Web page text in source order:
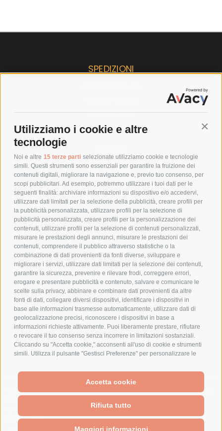
Utilizziamo i cookie e altre
tecnologie
Noi e altre 15 terze parti selezionate utilizziamo cookie e tecnologie
simili. Questi strumenti sono essenziali per garantire la fruizione dei
contenuti digitali, migliorare la navigazione e, previo tuo consenso, per
scopi pubblicitari. Ad esempio, potremmo utilizzare i tuoi dati per le
seguenti finalità: archiviare informazioni su dispositivo e/o accedervi,
utilizzare dati limitati per la selezione della pubblicità, creare profili per
la pubblicità personalizzata, utilizzare profili per la selezione di
pubblicità personalizzata, creare profili per la personalizzazione dei
contenuti, utilizzare profili per la selezione di contenuti personalizzati,
misurare le prestazioni degli annunci, misurare le prestazioni dei
contenuti, comprendere il pubblico attraverso statistiche o la
combinazione di dati provenienti da fonti diverse, sviluppare e
migliorare i servizi, utilizzare dati limitati per la selezione dei contenuti,
garantire la sicurezza, prevenire e rilevare frodi, correggere errori,
erogare e presentare pubblicità e contenuto, salvare e comunicare le
scelte sulla privacy, abbinare e combinare dati provenienti da altre
fonti di dati, collegare diversi dispositivi, identificare i dispositivi in
base alle informazioni trasmesse automaticamente, utilizzare dati di
geolocalizzazione precisi, riconoscere i dispositivi in base a
informazioni richieste attivamente. Puoi liberamente prestare, rifiutare
o revocare il tuo consenso senza incorrere in limitazioni sostanziali.
Cliccando su "Accetta cookie," acconsenti all'uso di cookie e strumenti
simili. Utilizza il pulsante "Gestisci Preferenze" per personalizzare le
strettamente necessari. Puoi modificare le tue preferenze in qualsiasi
momento cliccando sul link "Preferenze Cookie" in fondo alla pagina o
sull'icona dello scudo in basso a sinistra. Le tue preferenze si
applicheranno al solo dispositivo in uso.
Accetta cookie
Rifiuta tutto
Maggiori informazioni
SPEDIZIONI
POLITICA DI RESO
PRIVACY POLICY
COOKIE POLICY
PAGAMENTI SICURI
AZIENDA
CHI SIAMO
MARCHI TRATTATI
CONDOMINI
Bonifico
Bancario
SPESA ELETTRICA SOCIETA CONSORTILE A RESPONSABILITA LIMITATA - VIALE
MILANOFIORI, STRADA 4 - PALAZZO A5 20057, ASSAGO MILANO - PARTITA IVA
Powered byBigCommerce
Created byLone Star Templates
We use cookies (and other similar technologies) to collect data
to improve your shopping experience.
By using our website,
you're agreeing to the collection of data as described in our
Privacy Policy.